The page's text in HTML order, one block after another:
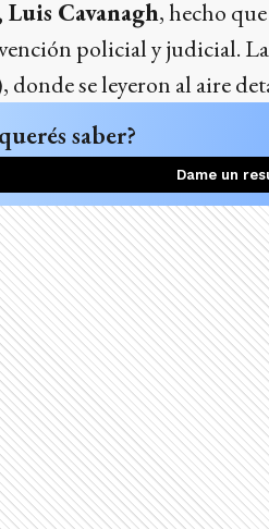
Cavanagh, hecho
policial y judicial.
se leyeron al aire
saber?
Dame un